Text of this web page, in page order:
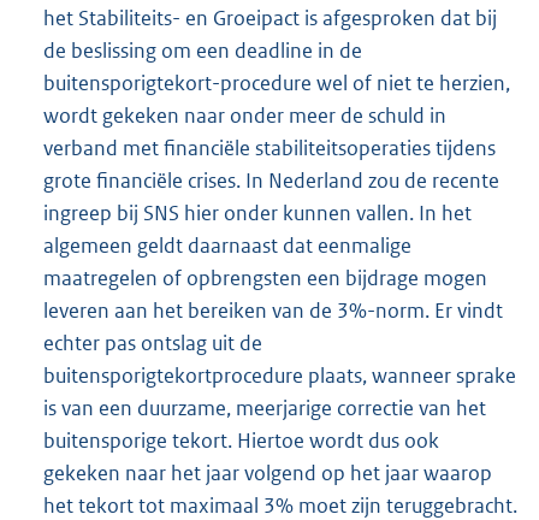
het Stabiliteits- en Groeipact is afgesproken dat bij
de beslissing om een deadline in de
buitensporigtekort-procedure wel of niet te herzien,
wordt gekeken naar onder meer de schuld in
verband met financiële stabiliteitsoperaties tijdens
grote financiële crises. In Nederland zou de recente
ingreep bij SNS hier onder kunnen vallen. In het
algemeen geldt daarnaast dat eenmalige
maatregelen of opbrengsten een bijdrage mogen
leveren aan het bereiken van de 3%-norm. Er vindt
echter pas ontslag uit de
buitensporigtekortprocedure plaats, wanneer sprake
is van een duurzame, meerjarige correctie van het
buitensporige tekort. Hiertoe wordt dus ook
gekeken naar het jaar volgend op het jaar waarop
het tekort tot maximaal 3% moet zijn teruggebracht.